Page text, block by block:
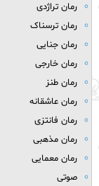
رمان تراژدی
رمان ترسناک
رمان جنایی
رمان خارجی
رمان طنز
رمان عاشقانه
رمان فانتزی
رمان مذهبی
رمان معمایی
صوتی